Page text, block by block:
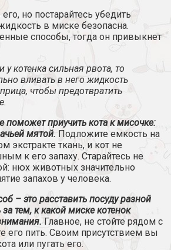
но постарайтесь убедить
в миске безопасна.
способы, тогда он привыкнет
у котенка сильная рвота, то
вливать в него жидкость
чтобы предотвратить
поможет приучить кота к мисочке:
мятой. Подложите емкость на
экстракте ткань, и кот не
к его запаху. Старайтесь не
нюх животных значительно
запахов у человека.
– это расставить посуду разной
тем, к какой миске котенок
Главное, не стойте рядом с
его пить. Своим присутствием вы
или пугать его.